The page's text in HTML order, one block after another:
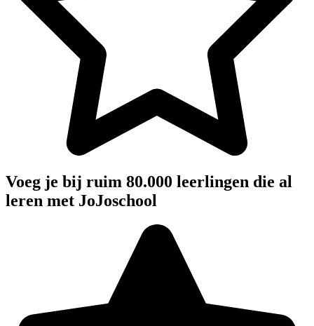
Voeg je bij ruim 80.000 leerlingen die al
leren met JoJoschool